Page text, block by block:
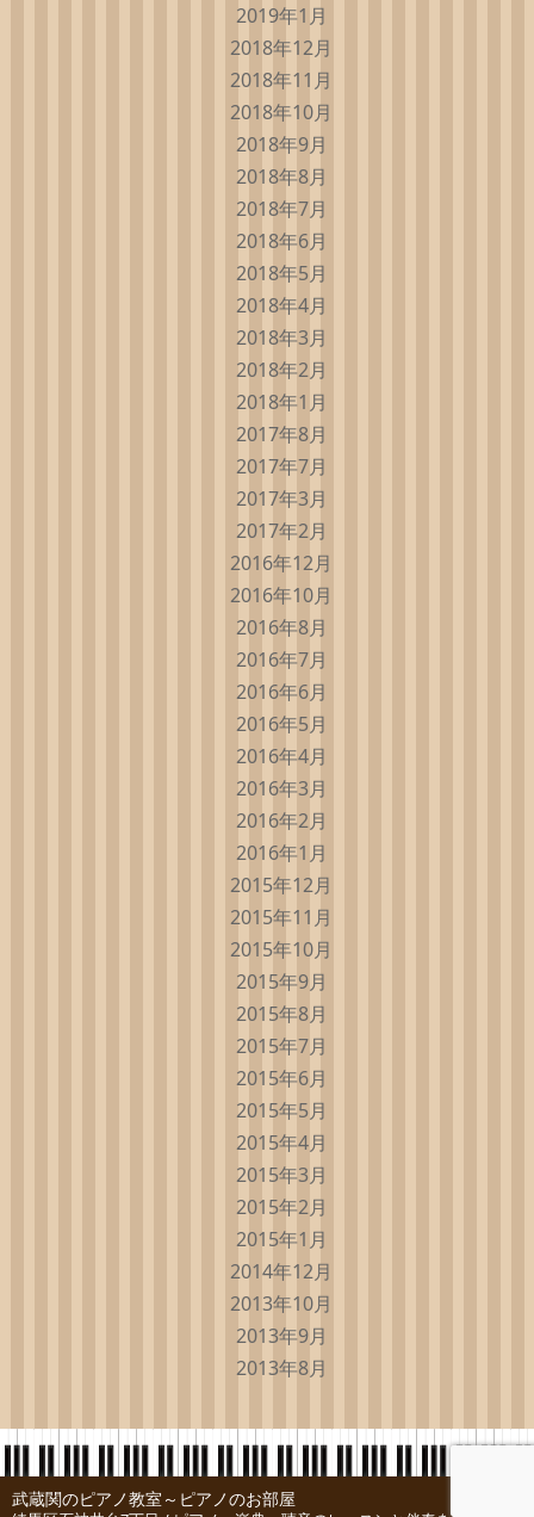
2019年1月
2018年12月
2018年11月
2018年10月
2018年9月
2018年8月
2018年7月
2018年6月
2018年5月
2018年4月
2018年3月
2018年2月
2018年1月
2017年8月
2017年7月
2017年3月
2017年2月
2016年12月
2016年10月
2016年8月
2016年7月
2016年6月
2016年5月
2016年4月
2016年3月
2016年2月
2016年1月
2015年12月
2015年11月
2015年10月
2015年9月
2015年8月
2015年7月
2015年6月
2015年5月
2015年4月
2015年3月
2015年2月
2015年1月
2014年12月
2013年10月
2013年9月
2013年8月
武蔵関のピアノ教室～ピアノのお部屋